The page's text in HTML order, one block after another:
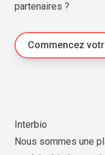
partenaires ?
Commencez
Interbio
Nous sommes une